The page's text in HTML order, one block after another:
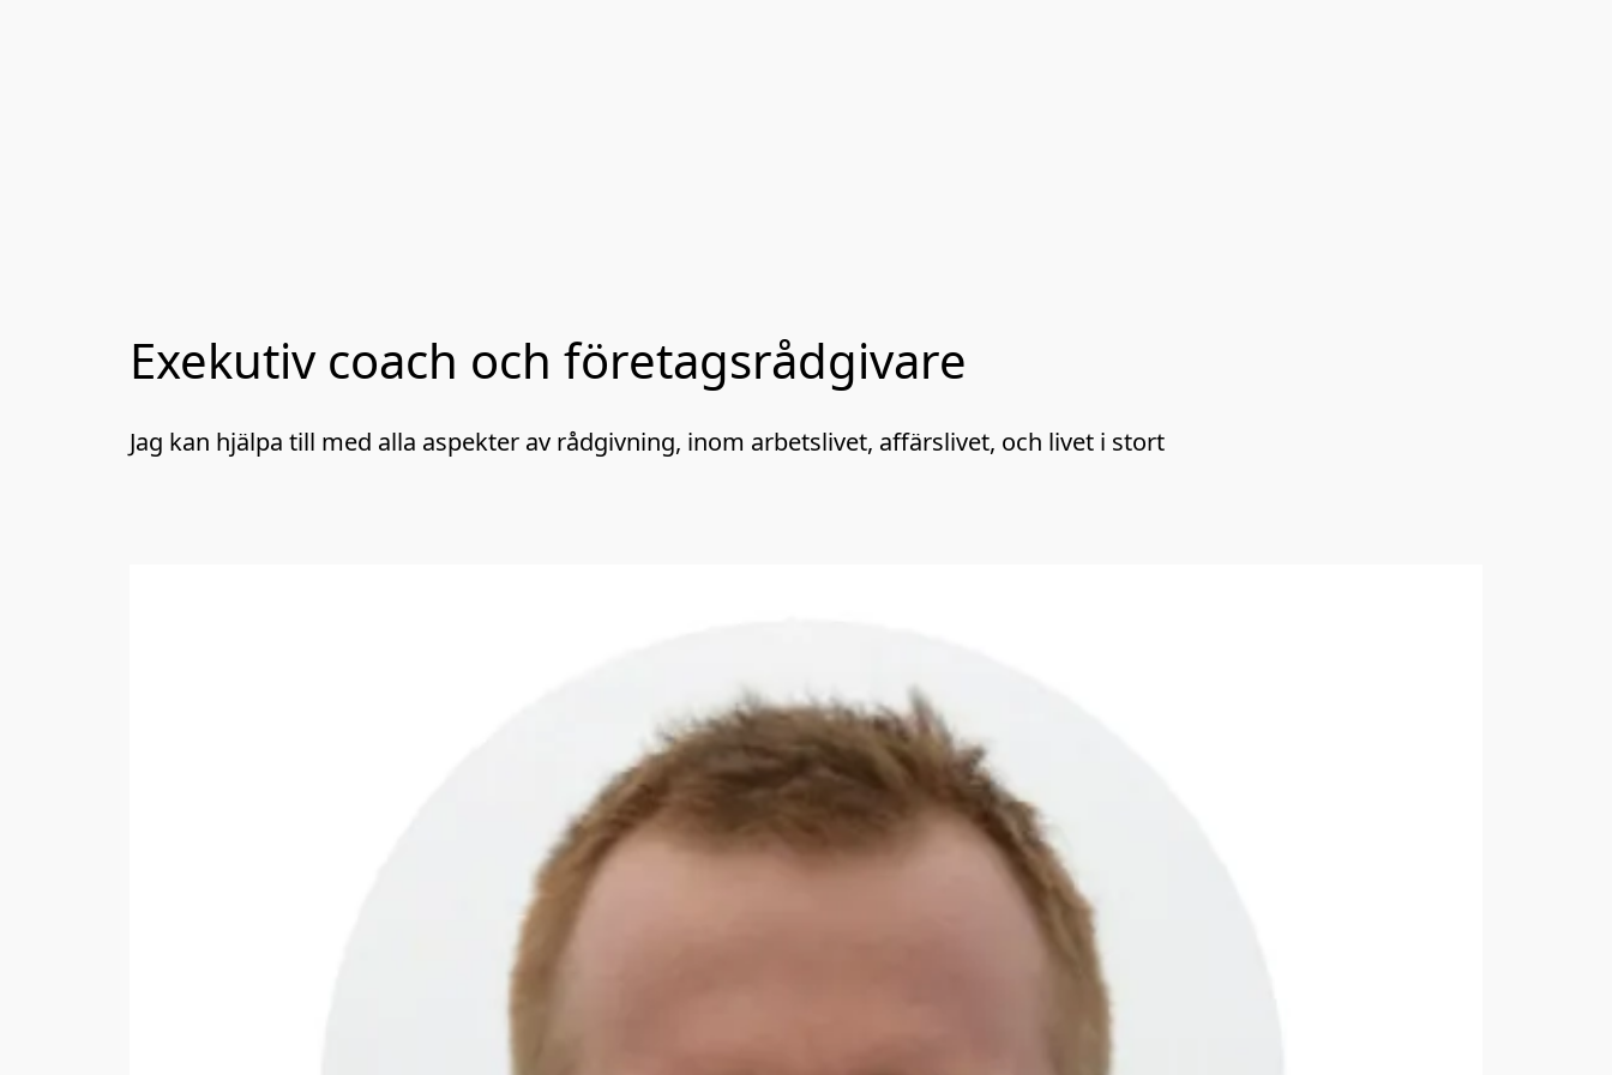
Exekutiv coach och företagsrådgivare
Jag kan hjälpa till med alla aspekter av rådgivning, inom arbetslivet, affärslivet, och livet i stort